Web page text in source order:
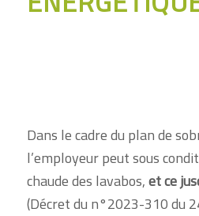
Dans le cadre du plan de
l’employeur peut sous
chaude des lavabos,et ce
(Décret du n°2023-310 du